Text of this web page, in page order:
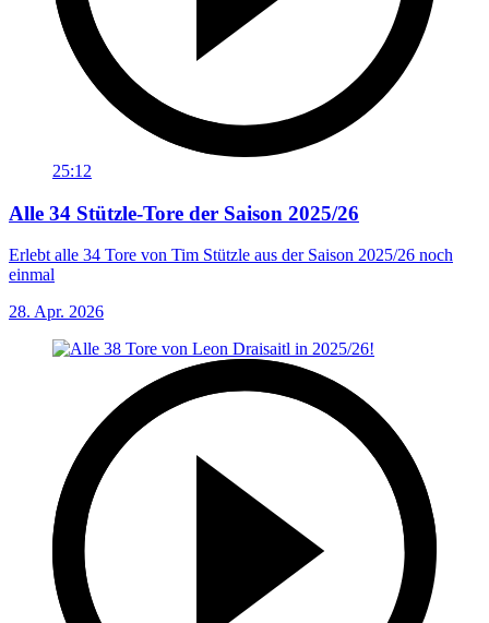
25:12
Alle 34 Stützle-Tore der Saison 2025/26
Erlebt alle 34 Tore von Tim Stützle aus der Saison 2025/26 noch
einmal
28. Apr. 2026